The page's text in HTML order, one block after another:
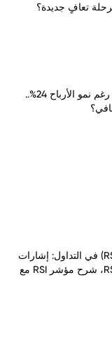
سهم SMC عند 15 ريالاً رغم نمو الأرباح 24%..
مؤشر القوة النسبية (RSI) في التداول: إشارات
الشراء والبيع لمؤشر RSI، شرح مؤشر RSI مع